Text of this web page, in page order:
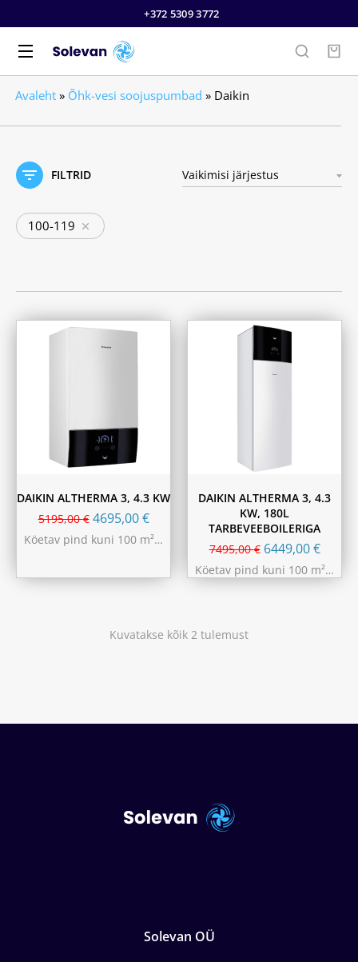
+372 5309 3772
Avaleht » Õhk-vesi soojuspumbad » Daikin
FILTRID
100-119
DAIKIN ALTHERMA 3, 4.3 KW
5195,00€ 4695,00€
Köetav pind kuni 100 m²…
DAIKIN ALTHERMA 3, 4.3
KW, 180L
TARBEVEEBOILERIGA
7495,00€ 6449,00€
Köetav pind kuni 100 m²…
Kuvatakse kõik 2 tulemust
Solevan OÜ